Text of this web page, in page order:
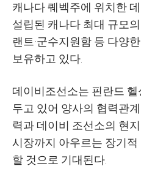
캐나다 퀘벡주에 위치한
설립된 캐나다 최대 규모
랜트·군수지원함 등 다양
보유하고 있다.
데이비조선소는 핀란드
두고 있어 양사의 협력관
력과 데이비 조선소의 현
시장까지 아우르는 장기
할 것으로 기대된다.